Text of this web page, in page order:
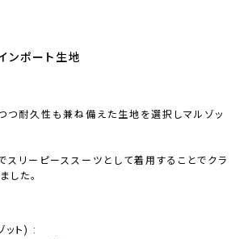
ンポート生地
つ耐久性も兼ね備えた生地を選択しマルゾッ
スリーピーススーツとして着用することでクラ
した。
ット) :